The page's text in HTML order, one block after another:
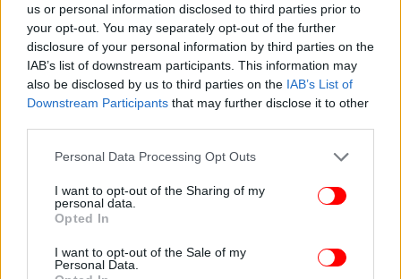
us or personal information disclosed to third parties prior to
your opt-out. You may separately opt-out of the further
disclosure of your personal information by third parties on the
IAB’s list of downstream participants. This information may
also be disclosed by us to third parties on the IAB’s List of
Downstream Participants that may further disclose it to other
Please note that this website/app uses one or more Google
not limited to your visit or usage behaviour. You may click to
grant or deny consent to Google and its third-party tags to
use your data for below specified purposes in below Google
consent section.
Personal Data Processing Opt Outs
I want to opt-out of the Sharing of my
personal data.
Opted In
I want to opt-out of the Sale of my
Personal Data.